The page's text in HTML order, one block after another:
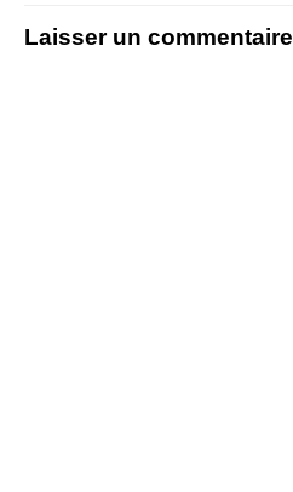
Laisser un commentaire